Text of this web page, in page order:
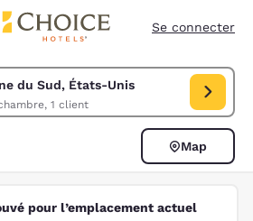
Se connecter
du Sud, États-Unis
1 chambre, 1 client
Anderson, Caroline du Sud, États-Unis.
Map
pour l’emplacement actuel